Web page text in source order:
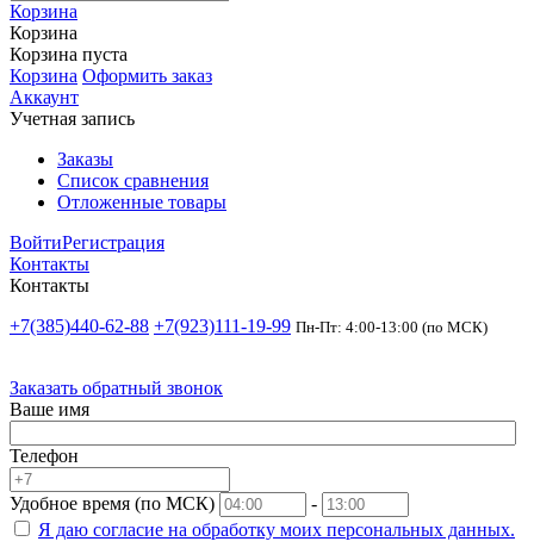
Корзина
Корзина
Корзина пуста
Корзина Оформить заказ
Аккаунт
Учетная запись
Заказы
Список сравнения
Отложенные товары
ВойтиРегистрация
Контакты
Контакты
+7(385)440-62-88 +7(923)111-19-99 Пн-Пт: 4:00-13:00 (по МСК)
Заказать обратный звонок
Ваше имя
Телефон
Удобное время (по МСК)
-
Я даю согласие на обработку моих персональных данных.